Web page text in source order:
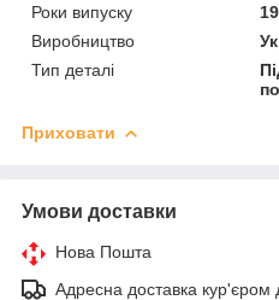
Роки випуску
Виробництво
Тип деталі
Приховати
Умови доставки
Нова Пошта
Адресна доставка